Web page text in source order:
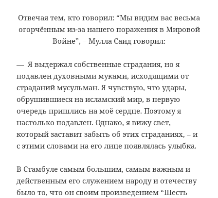
Отвечая тем, кто говорил: “Мы видим вас весьма
огорчённым из-за нашего поражения в Мировой
Войне”, – Мулла Саид говорил:
— Я выдержал собственные страдания, но я
подавлен духовными муками, исходящими от
страданий мусульман. Я чувствую, что удары,
обрушившиеся на исламский мир, в первую
очередь пришлись на моё сердце. Поэтому я
настолько подавлен. Однако, я вижу свет,
который заставит забыть об этих страданиях, – и
с этими словами на его лице появлялась улыбка.
В Стамбуле самым большим, самым важным и
действенным его служением народу и отечеству
было то, что он своим произведением “Шесть